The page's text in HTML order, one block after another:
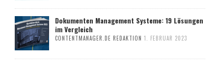
Dokumenten Management Systeme: 19 Lösungen
im Vergleich
CONTENTMANAGER.DE REDAKTION 1. FEBRUAR 2023